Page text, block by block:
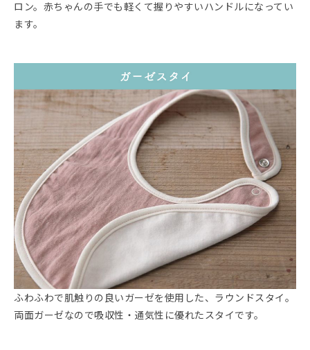
ロン。赤ちゃんの手でも軽くて握りやすいハンドルになってい
ます。
ふわふわで肌触りの良いガーゼを使用した、ラウンドスタイ。
両面ガーゼなので吸収性・通気性に優れたスタイです。